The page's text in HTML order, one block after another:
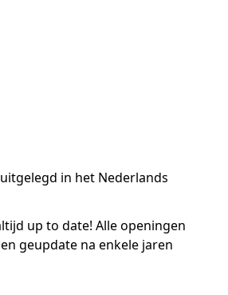
in het Nederlands
up to date! Alle openingen
geupdate na enkele jaren